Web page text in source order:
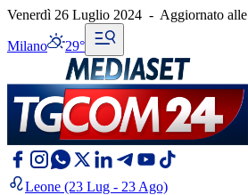
Venerdì 26 Luglio 2024 - Aggiornato alle
Milano 29°
Leone (23 Lug - 23 Ago)